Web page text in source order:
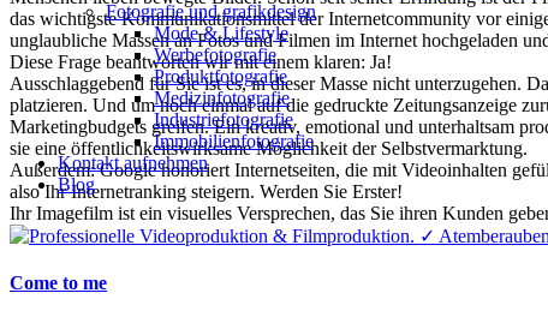
Fotografie und grafikdesign
Mode & Lifestyle
Werbefotografie
Produktfotografie
Medizinfotografie
Industriefotografie
Immobilienfotografie
Kontakt aufnehmen
Blog
das wichtigste Kommunikationsmittel der Internetcommunity vor
unglaubliche Massen an Fotos und Filmen im Internet hochgeladen
Diese Frage beantworten wir mit einem klaren: Ja!
Ausschlaggebend für Sie ist es, in dieser Masse nicht unterzugehen.
platzieren. Und um noch einmal auf die gedruckte Zeitungsanzeige
Marketingbudgets greifen. Ein kreativ, emotional und unterhaltsam
sie eine öffentlichkeitswirksame Möglichkeit der Selbstvermarktung.
Außerdem: Google honoriert Internetseiten, die mit Videoinhalten
also Ihr Internetranking steigern. Werden Sie Erster!
Ihr Imagefilm ist ein visuelles Versprechen, das Sie ihren Kunden
Come to me